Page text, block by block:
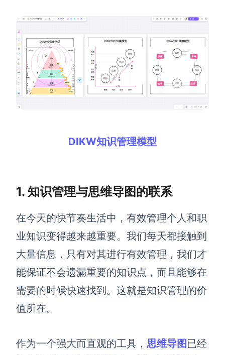
解决方案
高效协作
敏捷实践
流程整理
路线图
UML图
数据流图
情绪板
查看所有场景
DIKW知识管理模型
1. 知识管理与思维导图的联系
在今天的快节奏生活中，有效管理个人和职
业知识变得越来越重要。我们每天都接触到
大量信息，只有对其进行有效管理，我们才
能保证不会遗漏重要的知识点，而且能够在
需要的时候快速找到。这就是知识管理的价
值所在。
作为一个强大而直观的工具， 思维导图 已经